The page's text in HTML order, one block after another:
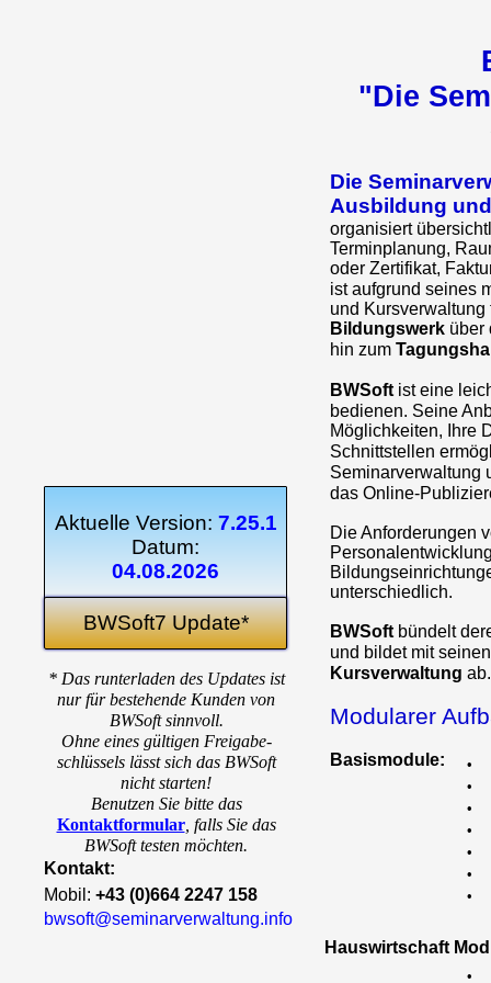
Die
Ausbildung
organisiert
Terminplanung,
oder Zertifikat,
ist aufgrund seines
und
Bildungswerk über
hin zum
BWSoft ist eine
bedienen. Seine
Möglichkeiten, Ihre
Schnittstellen
Seminarverwaltung
das Online-
Die Anforderungen
unterschiedlich.
BWSoft bündelt
und bildet mit
Kursverwaltung ab.
Modularer
Basismodule:
Aktuelle Version: 7.25.1
Datum:
04.08.2026
BWSoft7 Update*
"Die
Kontakt:
Mobil: +43 (0)664 2247 158
bwsoft@seminarverwaltung.info
* Das runterladen des Updates ist
nur für bestehende Kunden von
BWSoft sinnvoll.
Ohne eines gültigen Freigabe-
schlüssels lässt sich das BWSoft
nicht starten!
Benutzen Sie bitte das
Kontaktformular, falls Sie das
BWSoft testen möchten.
•
•
•
•
•
•
•
Hauswirtschaft
•